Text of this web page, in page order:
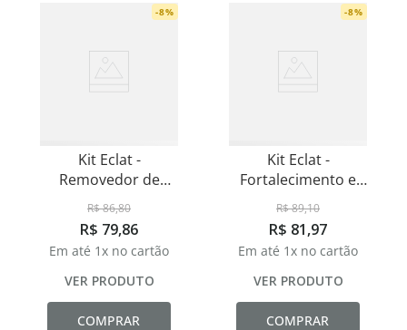
-8%
Kit Eclat -
Removedor de
Esmaltes 100ml
R$86,80
R$ 79,86
Em até 1x no cartão
VER PRODUTO
COMPRAR
-8%
Kit Eclat -
Fortalecimento e
Acabamento - Base
Seda - Base Unhas
Fracas e Top Coat
R$89,10
R$ 81,97
Em até 1x no cartão
VER PRODUTO
COMPRAR